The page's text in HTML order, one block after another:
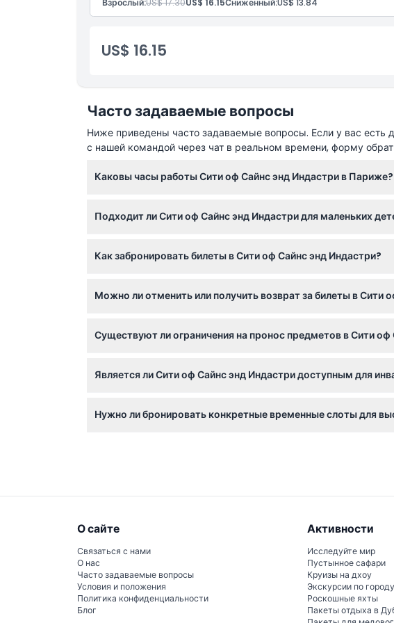
Взрослый:US$ 17.30US$ 16.15Сниженный:US$ 13.84
US$ 16.15
Часто задаваемые вопросы
Ниже приведены часто задаваемые вопросы. Если у вас есть
с нашей командой через чат в реальном времени, форму
Каковы часы работы Сити оф Сайнс энд Индастри в Париже?
и 25 декабря, музей закрыт (возможны изменения —
Подходит ли Сити оф Сайнс энд Индастри для маленьких
детям до 2 лет вход бесплатный.
Как забронировать билеты в Сити оф Сайнс энд Индастри?
бронирования.
Можно ли отменить или получить возврат за билеты в Сити
Существуют ли ограничения на пронос предметов в Сити оф
посещения.
Является ли Сити оф Сайнс энд Индастри доступным для
Нужно ли бронировать конкретные временные слоты для
О сайте
Связаться с нами
О нас
Часто задаваемые вопросы
Условия и положения
Политика конфиденциальности
Блог
Активности
Исследуйте мир
Пустынное сафари
Круизы на дхоу
Экскурсии по городу
Роскошные яхты
Пакеты отдыха в